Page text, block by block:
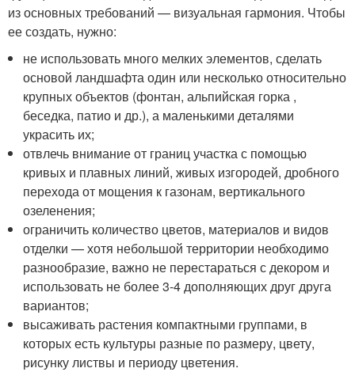
из основных требований — визуальная гармония. Чтобы
ее создать, нужно:
не использовать много мелких элементов, сделать
основой ландшафта один или несколько относительно
крупных объектов (фонтан, альпийская горка ,
беседка, патио и др.), а маленькими деталями
украсить их;
отвлечь внимание от границ участка с помощью
кривых и плавных линий, живых изгородей, дробного
перехода от мощения к газонам, вертикального
озеленения;
ограничить количество цветов, материалов и видов
отделки — хотя небольшой территории необходимо
разнообразие, важно не перестараться с декором и
использовать не более 3-4 дополняющих друг друга
вариантов;
высаживать растения компактными группами, в
которых есть культуры разные по размеру, цвету,
рисунку листвы и периоду цветения.